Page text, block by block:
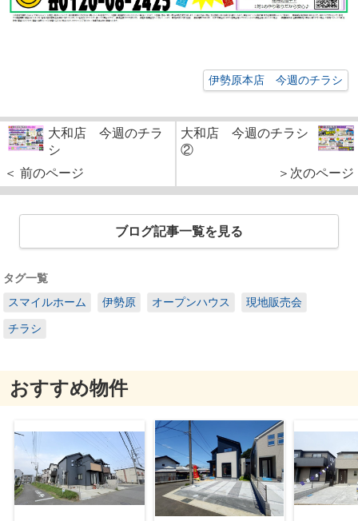
伊勢原本店 今週のチラシ
大和店 今週のチラ
シ
＜ 前のページ
大和店 今週のチラシ
②
＞次のページ
ブログ記事一覧を見る
タグ一覧
スマイルホーム
伊勢原 オープンハウス 現地販売会
チラシ
おすすめ物件